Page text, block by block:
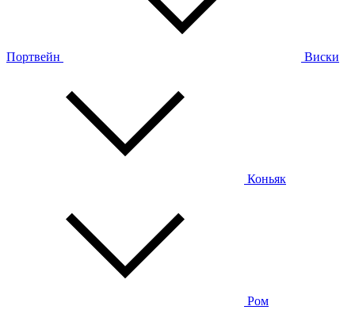
Портвейн Виски
Коньяк
Ром